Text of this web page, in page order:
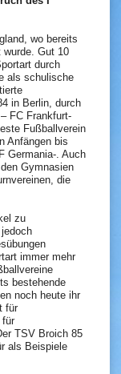
wo bereits
wurde. Gut 10
durch
als schulische
in Berlin, durch
FC Frankfurt-
Fußballverein
Anfängen bis
Germania-. Auch
Gymnasien
die
zu
immer mehr
bestehende
noch heute ihr
für
für
TSV Broich 85
als Beispiele